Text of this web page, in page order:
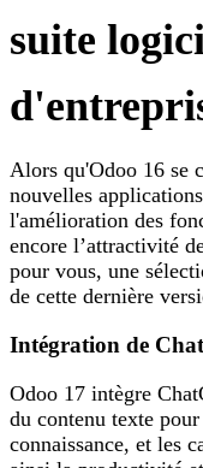
suite
Alors qu'Odoo 16 se
nouvelles
l'amélioration des
encore l’attractivité
pour vous, une
de cette dernière
Intégration de
Odoo 17 intègre
du contenu texte
connaissance, et les